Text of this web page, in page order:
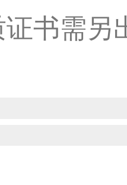
户作品
书需另